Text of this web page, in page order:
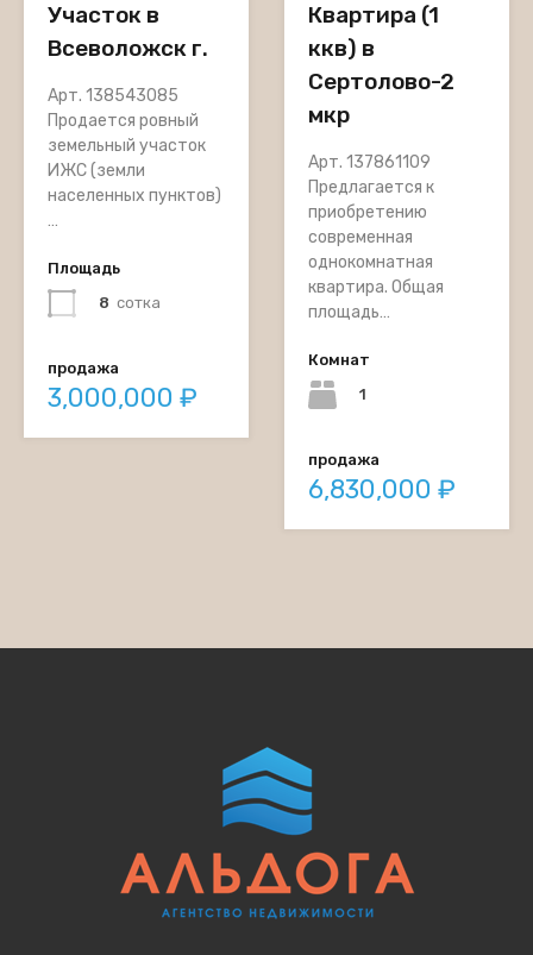
Участок в
Всеволожск г.
Арт. 138543085
Продается ровный
земельный участок
ИЖС (земли
населенных пунктов)
…
Площадь
8 сотка
продажа
3,000,000 ₽
Квартира (1
ккв) в
Сертолово-2
мкр
Арт. 137861109
Предлагается к
приобретению
современная
однокомнатная
квартира. Общая
площадь…
Комнат
1
продажа
6,830,000 ₽